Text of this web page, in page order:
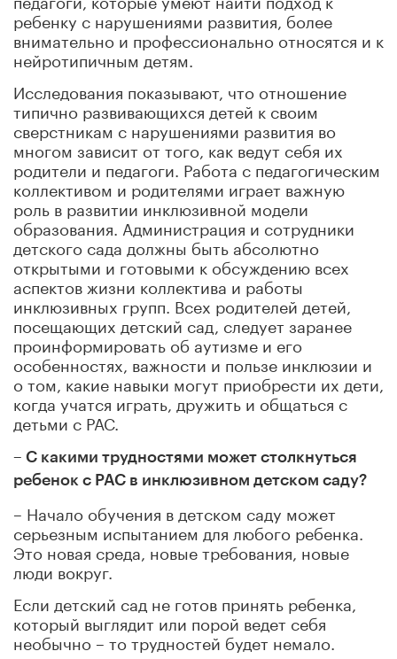
ребенку с нарушениями развития, более
внимательно и профессионально относятся и к
нейротипичным детям.
Исследования показывают, что отношение
типично развивающихся детей к своим
сверстникам с нарушениями развития во
многом зависит от того, как ведут себя их
родители и педагоги. Работа с педагогическим
коллективом и родителями играет важную
роль в развитии инклюзивной модели
образования. Администрация и сотрудники
детского сада должны быть абсолютно
открытыми и готовыми к обсуждению всех
аспектов жизни коллектива и работы
инклюзивных групп. Всех родителей детей,
посещающих детский сад, следует заранее
проинформировать об аутизме и его
особенностях, важности и пользе инклюзии и
о том, какие навыки могут приобрести их дети,
когда учатся играть, дружить и общаться с
детьми с РАС.
– С какими трудностями может столкнуться
ребенок с РАС в инклюзивном детском саду?
– Начало обучения в детском саду может
серьезным испытанием для любого ребенка.
Это новая среда, новые требования, новые
люди вокруг.
Если детский сад не готов принять ребенка,
который выглядит или порой ведет себя
необычно – то трудностей будет немало.